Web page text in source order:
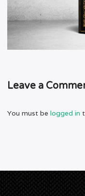
Leave a
You must be logged in